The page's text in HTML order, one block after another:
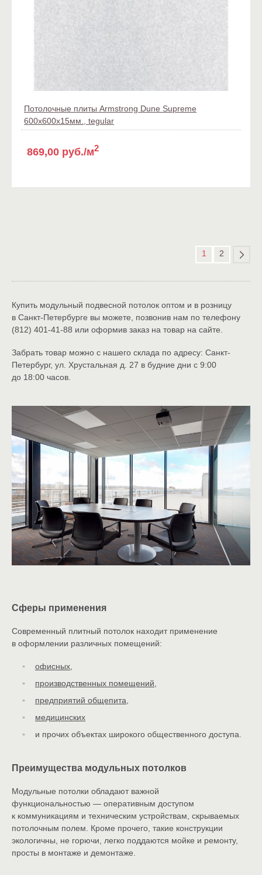
Потолочные плиты Armstrong Dune Supreme
600x600x15мм., tegular
869,00 руб./м2
1 2
Купить модульный подвесной потолок оптом и в розницу
в Санкт-Петербурге вы можете, позвонив нам по телефону
(812) 401-41-88 или оформив заказ на товар на сайте.
Забрать товар можно с нашего склада по адресу: Санкт-
Петербург, ул. Хрустальная д. 27 в будние дни с 9:00
до 18:00 часов.
Сферы применения
Современный плитный потолок находит применение
в оформлении различных помещений:
офисных
производственных помещений
предприятий общепита
медицинских
и прочих объектах широкого общественного доступа.
Преимущества модульных потолков
Модульные потолки обладают важной
функциональностью — оперативным доступом
к коммуникациям и техническим устройствам, скрываемых
потолочным полем. Кроме прочего, такие конструкции
экологичны, не горючи, легко поддаются мойке и ремонту,
просты в монтаже и демонтаже.